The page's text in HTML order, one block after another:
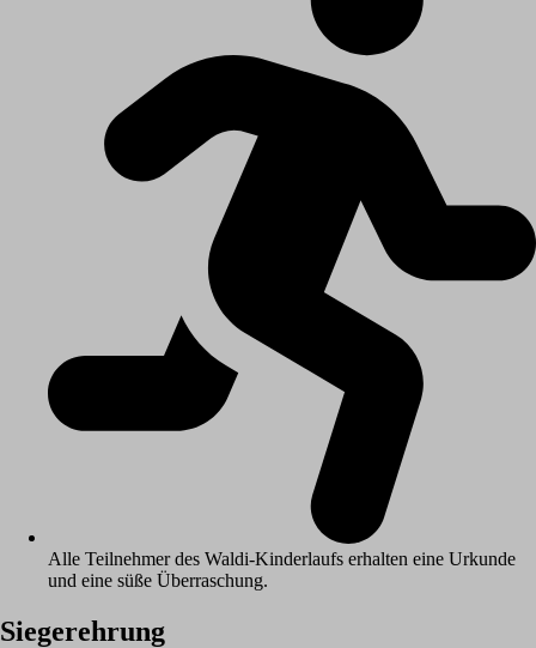
Alle Teilnehmer des Waldi-Kinderlaufs erhalten eine Urkunde
und eine süße Überraschung.
Siegerehrung